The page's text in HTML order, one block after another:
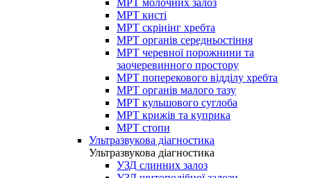
МРТ молочних залоз
МРТ кисті
МРТ скрінінг хребта
МРТ органів середньостіння
МРТ черевної порожнини та
заочеревинного простору
МРТ поперекового відділу хребта
МРТ органів малого тазу
МРТ кульшового суглоба
МРТ крижів та куприка
МРТ стопи
Ультразвукова діагностика
Ультразвукова діагностика
УЗД слинних залоз